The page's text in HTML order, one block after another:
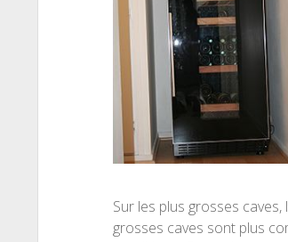
Sur les plus grosses
grosses caves sont plus